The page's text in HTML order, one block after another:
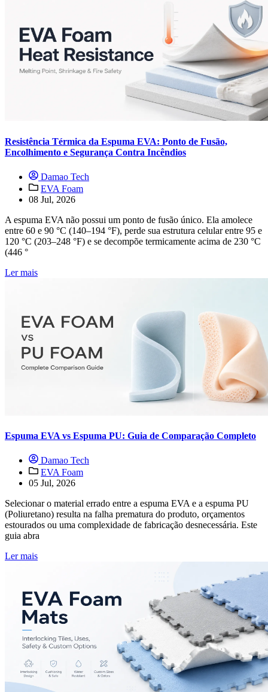
Resistência Térmica da Espuma EVA: Ponto de Fusão,
Encolhimento e Segurança Contra Incêndios
Damao Tech
EVA Foam
08 Jul, 2026
A espuma EVA não possui um ponto de fusão único. Ela amolece
entre 60 e 90 °C (140–194 °F), perde sua estrutura celular entre 95 e
120 °C (203–248 °F) e se decompõe termicamente acima de 230 °C
(446 °
Ler mais
Espuma EVA vs Espuma PU: Guia de Comparação Completo
Damao Tech
EVA Foam
05 Jul, 2026
Selecionar o material errado entre a espuma EVA e a espuma PU
(Poliuretano) resulta na falha prematura do produto, orçamentos
estourados ou uma complexidade de fabricação desnecessária. Este
guia abra
Ler mais